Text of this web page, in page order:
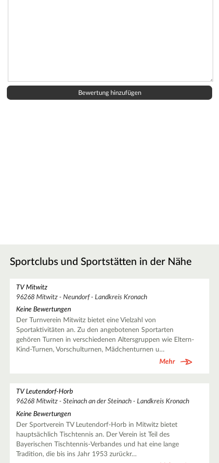
Sportclubs und Sportstätten in der Nähe
TV Mitwitz
96268 Mitwitz - Neundorf - Landkreis Kronach
Keine Bewertungen
Der Turnverein Mitwitz bietet eine Vielzahl von
Sportaktivitäten an. Zu den angebotenen Sportarten
gehören Turnen in verschiedenen Altersgruppen wie Eltern-
Kind-Turnen, Vorschulturnen, Mädchenturnen u…
Mehr
TV Leutendorf-Horb
96268 Mitwitz - Steinach an der Steinach - Landkreis Kronach
Keine Bewertungen
Der Sportverein TV Leutendorf-Horb in Mitwitz bietet
hauptsächlich Tischtennis an. Der Verein ist Teil des
Bayerischen Tischtennis-Verbandes und hat eine lange
Tradition, die bis ins Jahr 1953 zurückr…